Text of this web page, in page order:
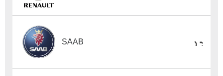
SAAB